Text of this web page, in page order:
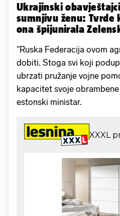
Ukrajinski
sumnjivu ženu: Tvrde
ona špijunirala
"Ruska Federacija ovom
dobiti. Stoga svi koji
ubrzati pružanje vojne
kapacitet svoje
estonski ministar.